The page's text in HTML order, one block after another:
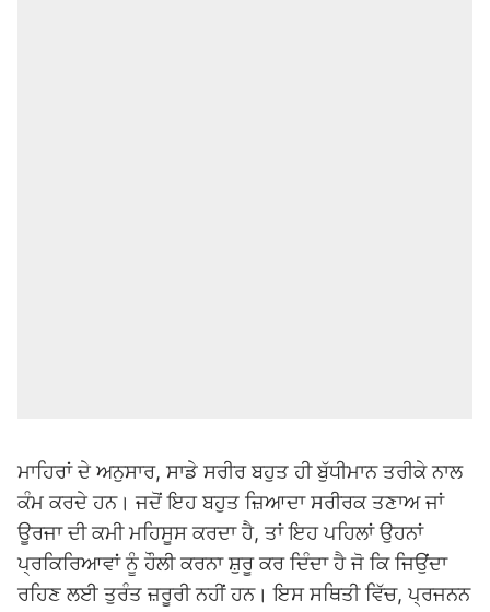
ਮਾਹਿਰਾਂ ਦੇ ਅਨੁਸਾਰ, ਸਾਡੇ ਸਰੀਰ ਬਹੁਤ ਹੀ ਬੁੱਧੀਮਾਨ ਤਰੀਕੇ ਨਾਲ
ਕੰਮ ਕਰਦੇ ਹਨ। ਜਦੋਂ ਇਹ ਬਹੁਤ ਜ਼ਿਆਦਾ ਸਰੀਰਕ ਤਣਾਅ ਜਾਂ
ਊਰਜਾ ਦੀ ਕਮੀ ਮਹਿਸੂਸ ਕਰਦਾ ਹੈ, ਤਾਂ ਇਹ ਪਹਿਲਾਂ ਉਹਨਾਂ
ਪ੍ਰਕਿਰਿਆਵਾਂ ਨੂੰ ਹੌਲੀ ਕਰਨਾ ਸ਼ੁਰੂ ਕਰ ਦਿੰਦਾ ਹੈ ਜੋ ਕਿ ਜਿਉਂਦਾ
ਰਹਿਣ ਲਈ ਤੁਰੰਤ ਜ਼ਰੂਰੀ ਨਹੀਂ ਹਨ। ਇਸ ਸਥਿਤੀ ਵਿੱਚ, ਪ੍ਰਜਨਨ